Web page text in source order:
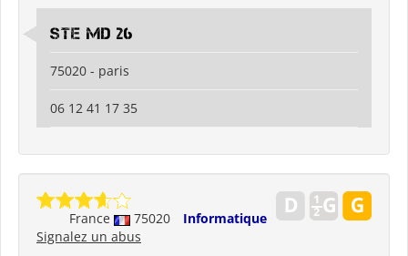
Ste md 26
75020 - paris
06 12 41 17 35
France 75020
Informatique
Signalez un abus